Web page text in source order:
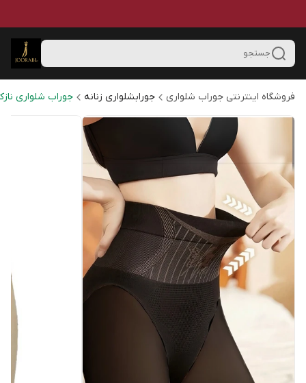
جستجو
فروشگاه اینترنتی جوراب شلواری جورابشلواری زنانه جوراب شلواری